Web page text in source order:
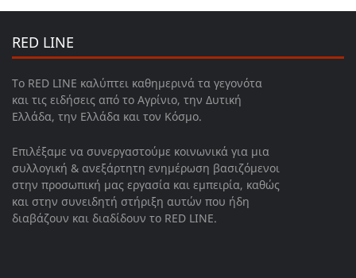
RED LINE
Το RED LINE καλύπτει καθημερινά τα γεγονότα
και τις ειδήσεις από το Αγρίνιο, την Δυτική
Ελλάδα, την Ελλάδα και τον Κόσμο.
Επιλέξαμε να συνεργαστούμε κοινωνικά για μια
συλλογική & ανεξάρτητη ενημέρωση βασιζόμενοι
στην προσωπική μας εργασία και εμπειρία, καθώς
και στην συνειδητή στήριξη αυτών που ήδη
διαβάζουν και διαδίδουν το RED LINE.